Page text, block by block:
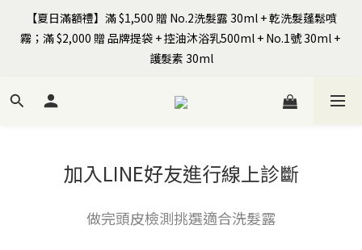
全館$799免運｜註冊SIRO會員領首購免運券+$100元購物金
【夏日滿額禮】滿 $1,500 贈 No.2洗髮露 30ml + 乾洗髮蓬鬆噴
霧；滿 $2,000 贈 品牌提袋 + 控油沐浴乳500ml + No.1號 30ml +
護髮素 30ml
【Happy Father's Day】8/7-8/9 全站以LINE Pay／信用卡結帳享
加入LINE好友進行線上診斷
做完頭皮檢測挑選適合洗髮露